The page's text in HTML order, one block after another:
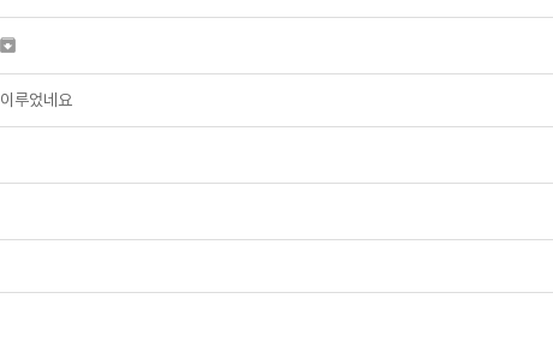
루었네요